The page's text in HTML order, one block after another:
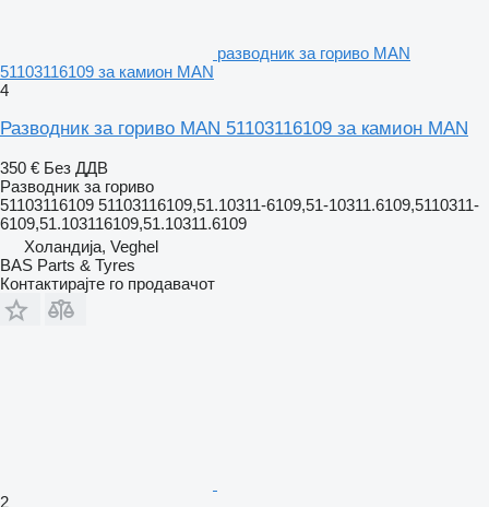
разводник за гориво MAN
51103116109 за камион MAN
4
Разводник за гориво MAN 51103116109 за камион MAN
350 € Без ДДВ
Разводник за гориво
51103116109 51103116109,51.10311-6109,51-10311.6109,5110311-
6109,51.103116109,51.10311.6109
Холандија, Veghel
BAS Parts & Tyres
Контактирајте го продавачот
2